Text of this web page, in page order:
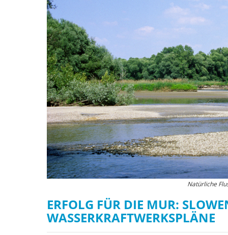
Natürliche
ERFOLG FÜR DIE MUR:
WASSERKRAFTWERKSPLÄNE